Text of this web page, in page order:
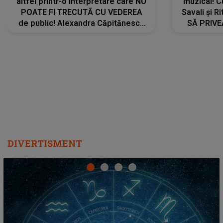
POATE FI TRECUTĂ CU VEDEREA
de public! Alexandra Căpitănescu
Savali și
SĂ
DIVERTISMENT